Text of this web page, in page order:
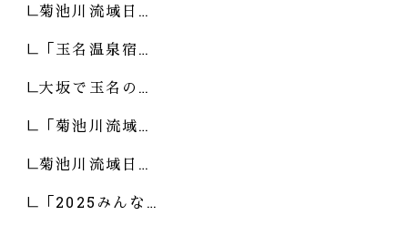
菊池川流域日…
「玉名温泉宿…
大坂で玉名の…
「菊池川流域…
菊池川流域日…
「2025みんな…